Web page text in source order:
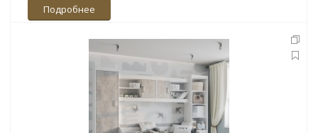
Подробнее